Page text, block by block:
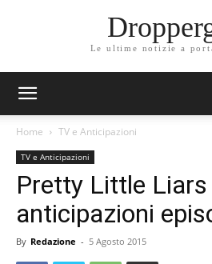
Le ultime notizie a
Home TV e Anticipazioni
TV e Anticipazioni
Pretty Little Liars
anticipazioni
By Redazione - 5 Agosto 2015